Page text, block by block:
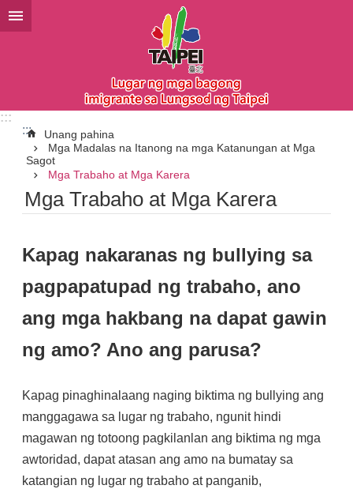
Lumaktaw sa pangunahing bloke ng nilalaman
:::
:::
Unang pahina
Mga Madalas na Itanong na mga Katanungan at Mga
Sagot
Mga Trabaho at Mga Karera
Mga Trabaho at Mga Karera
Kapag nakaranas ng bullying sa
pagpapatupad ng trabaho, ano
ang mga hakbang na dapat gawin
ng amo? Ano ang parusa?
Kapag pinaghinalaang naging biktima ng bullying ang
manggagawa sa lugar ng trabaho, ngunit hindi
magawan ng totoong pagkilanlan ang biktima ng mga
awtoridad, dapat atasan ang amo na bumatay sa
katangian ng lugar ng trabaho at panganib,